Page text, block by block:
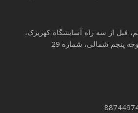
قبل از سه راه آسایشگاه کهریزک،
پنجم شمالی، شماره 29